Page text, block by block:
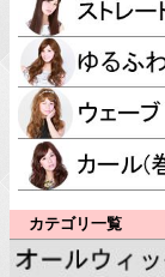
カテゴリ一覧